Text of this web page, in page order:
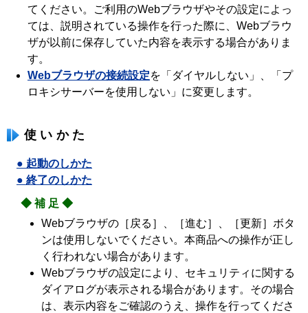
てください。ご利用のWebブラウザやその設定によっ
ては、説明されている操作を行った際に、Webブラウ
ザが以前に保存していた内容を表示する場合がありま
す。
Webブラウザの接続設定を「ダイヤルしない」、「プ
ロキシサーバーを使用しない」に変更します。
使いかた
● 起動のしかた
● 終了のしかた
◆補足◆
Webブラウザの［戻る］、［進む］、［更新］ボタ
ンは使用しないでください。本商品への操作が正し
く行われない場合があります。
Webブラウザの設定により、セキュリティに関する
ダイアログが表示される場合があります。その場合
は、表示内容をご確認のうえ、操作を行ってくださ